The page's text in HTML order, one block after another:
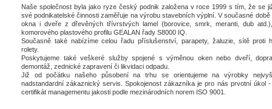
Naše společnost byla jako ryze český podnik založena v roce 1999 s tím, že se
své podnikatelské činnosti zaměřuje na výrobu stavebních výplní. V současné
okna i dveře z dřevěných třívrstvých lamel (borovice, smrk, meranti, dub
komorového plastového profilu GEALAN řady S8000 IQ.
Současně také nabízíme celou řadu příslušenství, parapety, žaluzie, sítě proti
rolety.
Poskytujeme také veškeré služby spojené s výměnou oken nebo dveří,
demontáž, zednické zapravení či likvidaci odpadu.
Již od počátku našeho působení na trhu se orientujeme na výrobky
nadstandardní zákaznický servis. Spokojenost zákazníka je pro nás prvotní úkol
certifikát managementu jakosti podle mezinárodních norem ISO 9001.